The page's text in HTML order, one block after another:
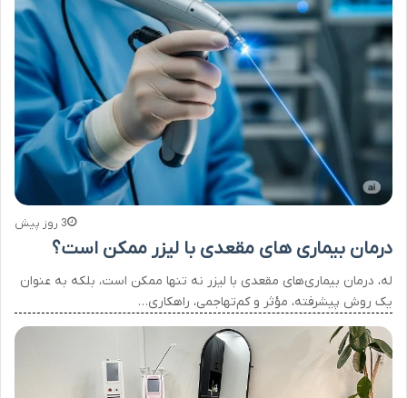
3 روز پیش
درمان بیماری های مقعدی با لیزر ممکن است؟
له، درمان بیماری‌های مقعدی با لیزر نه تنها ممکن است، بلکه به عنوان
یک روش پیشرفته، مؤثر و کم‌تهاجمی، راهکاری…